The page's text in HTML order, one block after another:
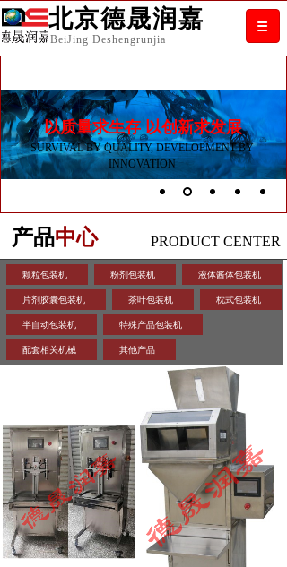
BeiJing Deshengrunjia
北京德晟润嘉
以质量求生存 以创新求发展
SURVIVAL BY QUALITY, DEVELOPMENT BY
INNOVATION
产品中心 PRODUCT CENTER
颗粒包装机 粉剂包装机 液体酱体包装机
片剂胶囊包装机 茶叶包装机 枕式包装机
半自动包装机 特殊产品包装机
配套相关机械 其他产品